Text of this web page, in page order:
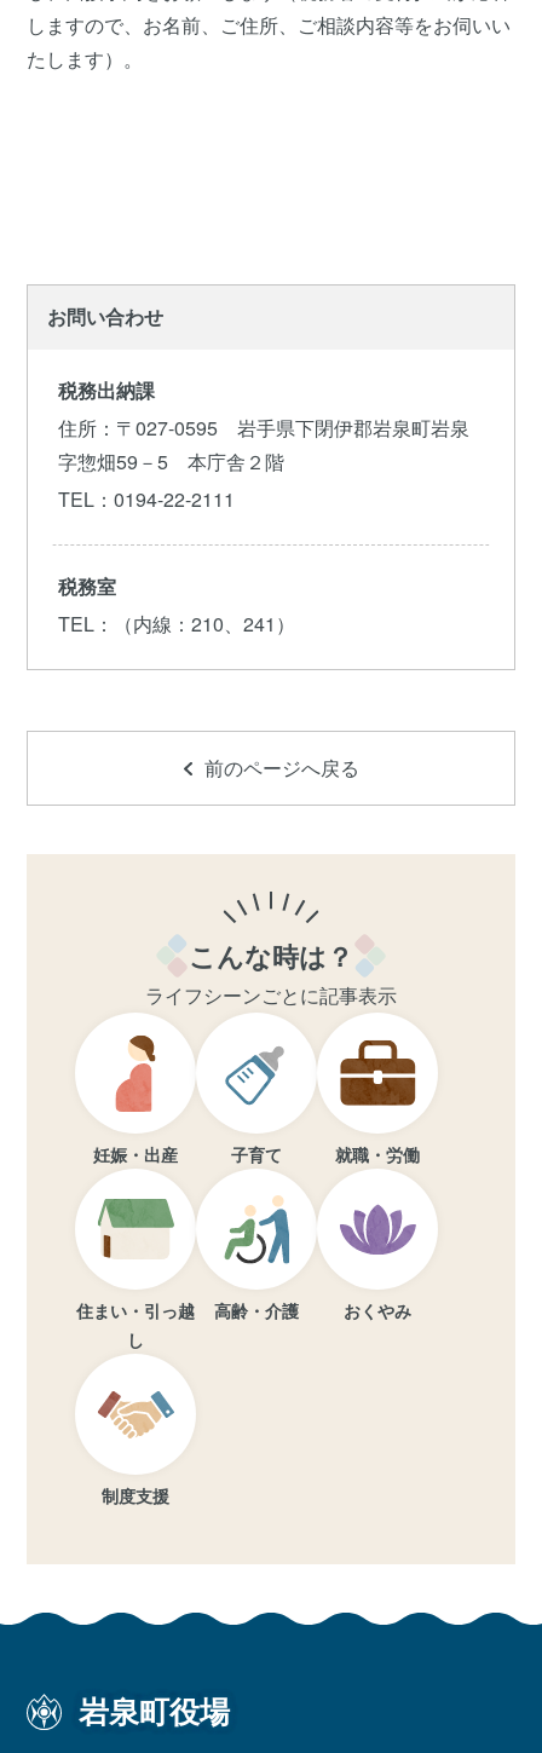
しますので、お名前、ご住所、ご相談内容等をお伺いい
たします）。
お問い合わせ
税務出納課
住所 ：〒027-0595 岩手県下閉伊郡岩泉町岩泉
字惣畑59－5 本庁舎２階
TEL ：0194-22-2111
税務室
TEL ：（内線：210、241）
前のページへ戻る
こんな時は？
ライフシーンごとに記事表示
妊娠・出産 子育て 就職・労働
住まい・引っ越
し
高齢・介護 おくやみ
制度支援
岩泉町役場